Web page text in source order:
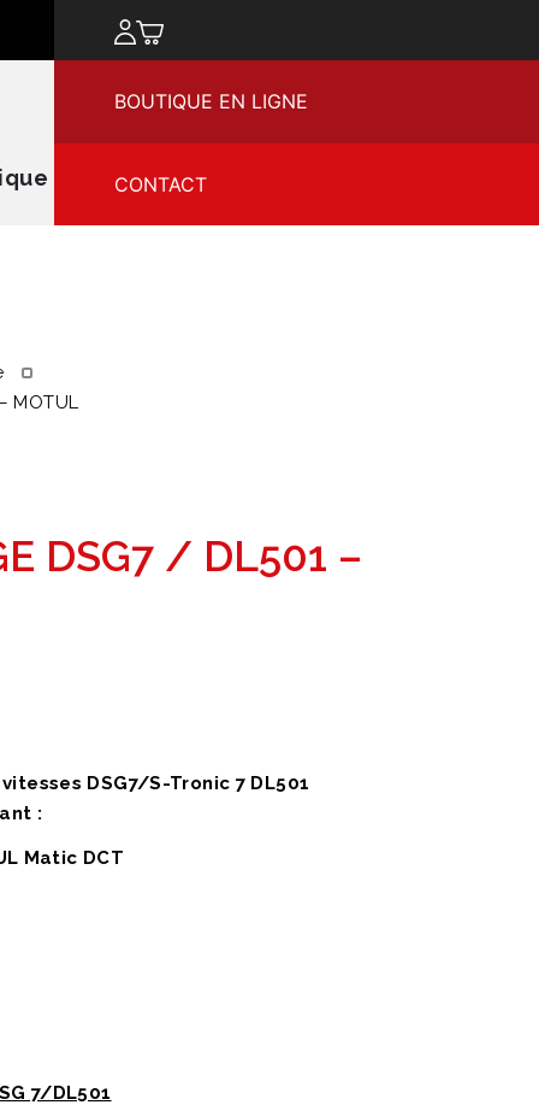
BOUTIQUE EN LIGNE
CONTACT
MOTUL
DSG7 / DL501 –
DSG7/S-Tronic 7 DL501
:
Matic DCT
7/DL501